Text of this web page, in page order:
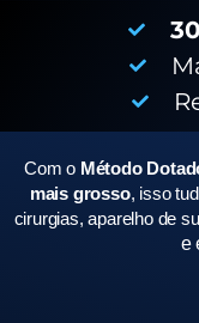
Com o Método
mais grosso, isso
cirurgias, aparelho de
e